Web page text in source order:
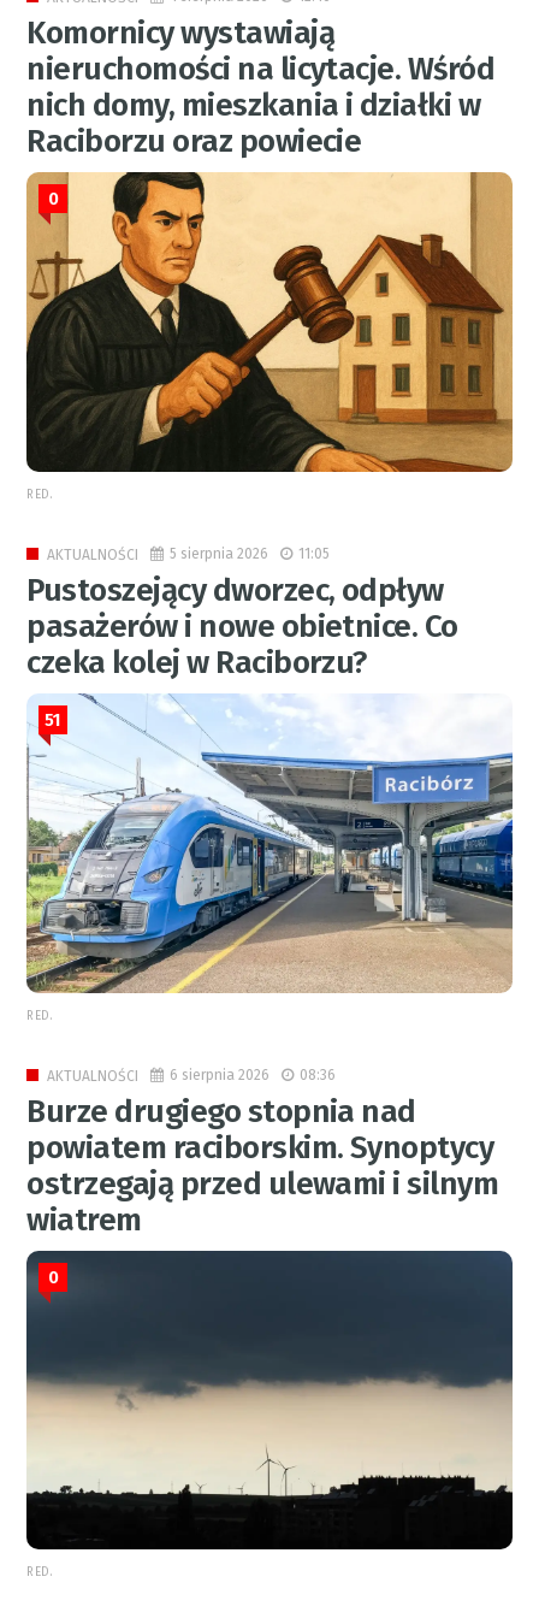
Komornicy wystawiają
nieruchomości na licytacje. Wśród
nich domy, mieszkania i działki w
Raciborzu oraz powiecie
0
RED.
AKTUALNOŚCI 5 sierpnia 2026 11:05
Pustoszejący dworzec, odpływ
pasażerów i nowe obietnice. Co
czeka kolej w Raciborzu?
51
RED.
AKTUALNOŚCI 6 sierpnia 2026 08:36
Burze drugiego stopnia nad
powiatem raciborskim. Synoptycy
ostrzegają przed ulewami i silnym
wiatrem
0
RED.